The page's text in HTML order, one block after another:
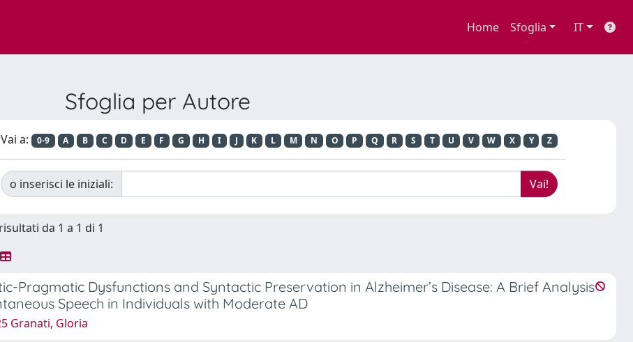
Home Sfoglia IT
Sfoglia per Autore
Vai a: 0-9 A B C D E F G H I J K L M N O P Q R S T U V W X Y Z
o inserisci le iniziali:
da 1 a 1 di 1
Pragmatic Dysfunctions and Syntactic Preservation in Alzheimer’s Disease: A Brief Analysis
Speech in Individuals with Moderate AD
Granati, Gloria